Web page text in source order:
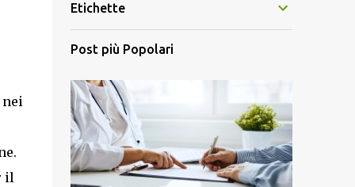
nei
il
Etichette
Post più Popolari